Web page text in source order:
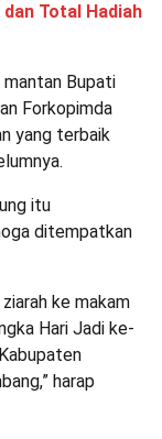
Total Hadiah
mantan Bupati
Forkopimda
yang terbaik
itu
ditempatkan
ke makam
Hari Jadi ke-
harap